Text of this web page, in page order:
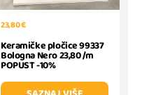
23,80 €
Keramičke pločice 99337
Bologna Nero 23,80 /m
POPUST -10%